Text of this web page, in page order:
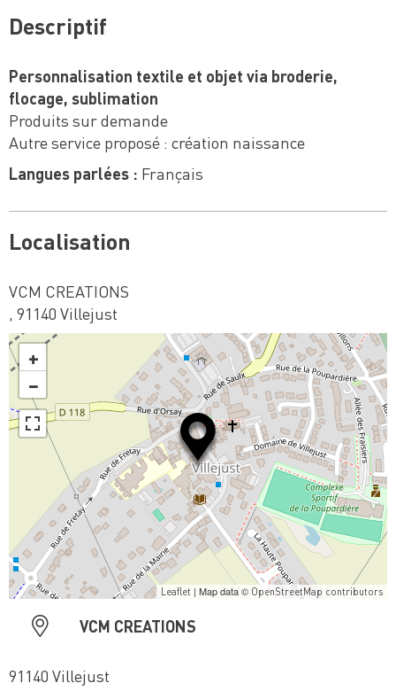
Descriptif
Personnalisation textile et objet via broderie,
flocage, sublimation
Produits sur demande
Autre service proposé : création naissance
Langues parlées : Français
Localisation
VCM CREATIONS
, 91140 Villejust
+
−
Leaflet | Map data © OpenStreetMap contributors
VCM CREATIONS
91140 Villejust